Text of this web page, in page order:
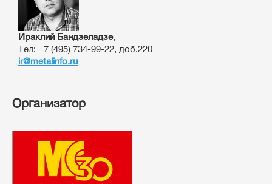
Ираклий Бандзеладзе,
Тел: +7 (495) 734-99-22, доб.220
​ir@metalinfo.ru
Организатор